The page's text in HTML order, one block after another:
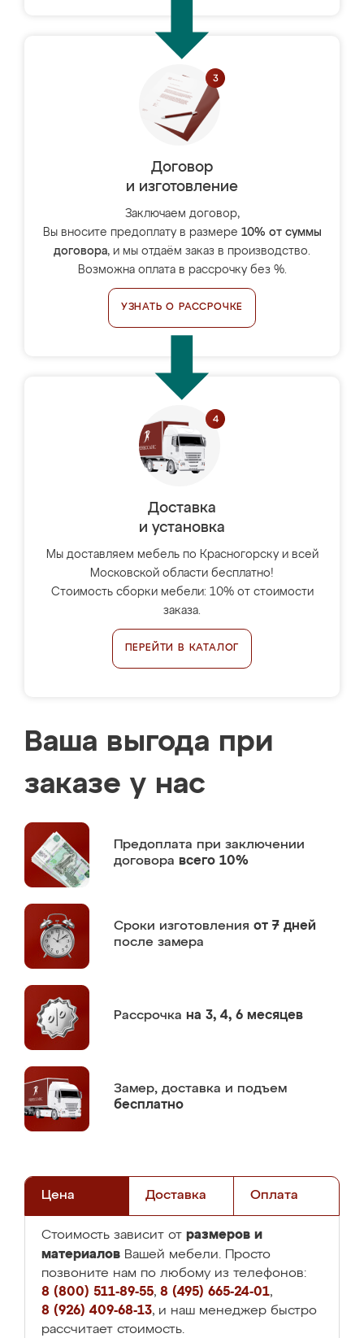
Договор
и изготовление
Заключаем договор,
Вы вносите предоплату в размере 10% от суммы
договора, и мы отдаём заказ в производство.
Возможна оплата в рассрочку без %.
УЗНАТЬ О РАССРОЧКЕ
Доставка
и установка
Мы доставляем мебель по Красногорску и всей
Московской области бесплатно!
Стоимость сборки мебели: 10% от стоимости
заказа.
ПЕРЕЙТИ В КАТАЛОГ
Ваша выгода при
заказе у нас
Предоплата при заключении
договора всего 10%
Сроки изготовления от 7 дней
после замера
Рассрочка на 3, 4, 6 месяцев
Замер, доставка и подъем
бесплатно
Цена Доставка Оплата
Стоимость зависит от размеров и
материалов Вашей мебели. Просто
позвоните нам по любому из телефонов:
8 (800) 511-89-55, 8 (495) 665-24-01,
8 (926) 409-68-13, и наш менеджер быстро
рассчитает стоимость.